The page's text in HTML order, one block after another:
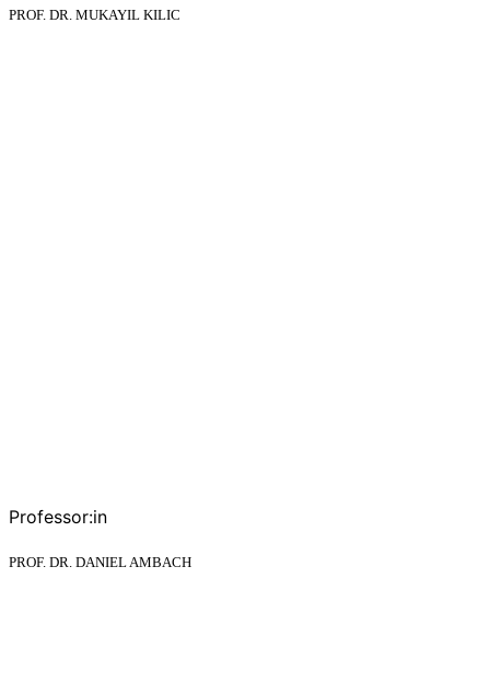
PROF. DR. MUKAYIL KILIC
Professor:in
PROF. DR. DANIEL AMBACH